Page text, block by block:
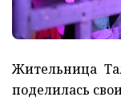
Жительница
поделилась